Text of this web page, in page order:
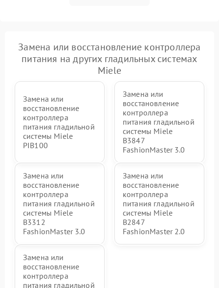
Неисправность
2000 ₽
Замена или восстановление контроллера
питания на других гладильных системах
Miele
Замена или
восстановление
контроллера
питания гладильной
системы Miele
PIB100
Замена или
восстановление
контроллера
питания гладильной
системы Miele
B3847
FashionMaster 3.0
Замена или
восстановление
контроллера
питания гладильной
системы Miele
B3312
FashionMaster 3.0
Замена или
восстановление
контроллера
питания гладильной
системы Miele
B2847
FashionMaster 2.0
Замена или
восстановление
контроллера
питания гладильной